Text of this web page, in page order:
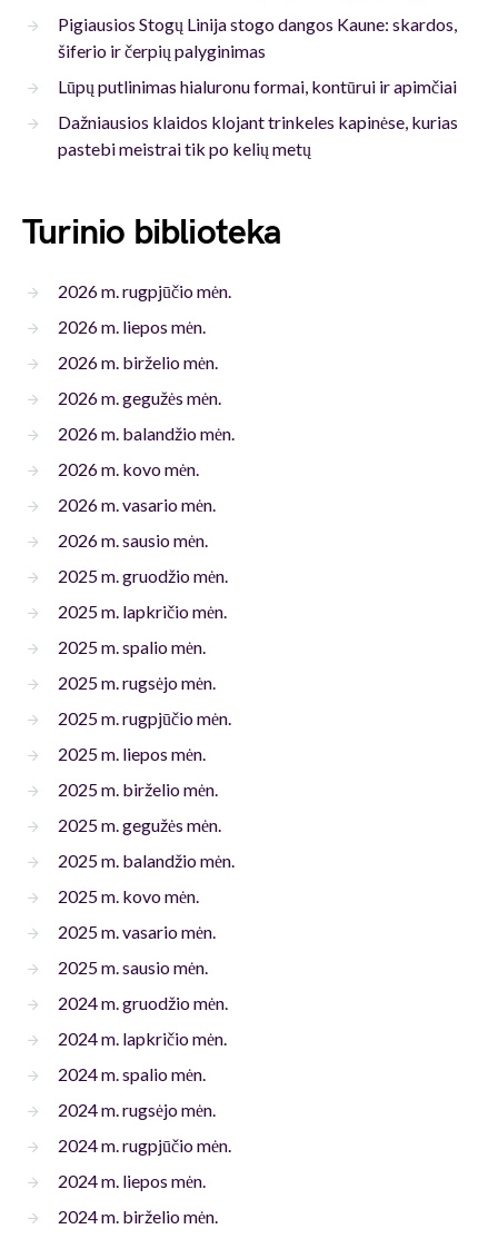
Pigiausios Stogų Linija stogo dangos Kaune: skardos,
šiferio ir čerpių palyginimas
Lūpų putlinimas hialuronu formai, kontūrui ir apimčiai
Dažniausios klaidos klojant trinkeles kapinėse, kurias
pastebi meistrai tik po kelių metų
Turinio biblioteka
2026 m. rugpjūčio mėn.
2026 m. liepos mėn.
2026 m. birželio mėn.
2026 m. gegužės mėn.
2026 m. balandžio mėn.
2026 m. kovo mėn.
2026 m. vasario mėn.
2026 m. sausio mėn.
2025 m. gruodžio mėn.
2025 m. lapkričio mėn.
2025 m. spalio mėn.
2025 m. rugsėjo mėn.
2025 m. rugpjūčio mėn.
2025 m. liepos mėn.
2025 m. birželio mėn.
2025 m. gegužės mėn.
2025 m. balandžio mėn.
2025 m. kovo mėn.
2025 m. vasario mėn.
2025 m. sausio mėn.
2024 m. gruodžio mėn.
2024 m. lapkričio mėn.
2024 m. spalio mėn.
2024 m. rugsėjo mėn.
2024 m. rugpjūčio mėn.
2024 m. liepos mėn.
2024 m. birželio mėn.